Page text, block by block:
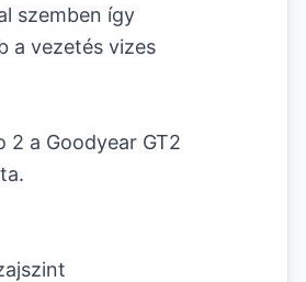
szemben így
a vezetés vizes
2 a Goodyear GT2